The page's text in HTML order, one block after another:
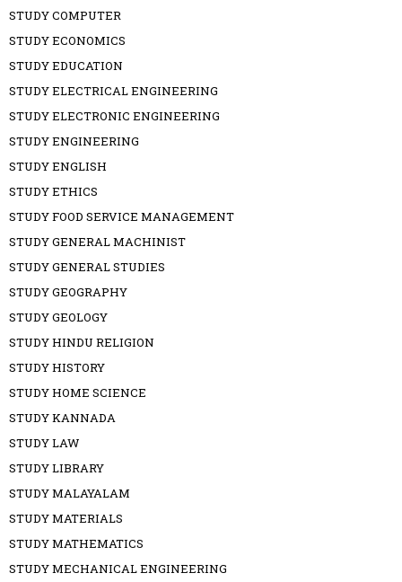
STUDY COMPUTER
STUDY ECONOMICS
STUDY EDUCATION
STUDY ELECTRICAL ENGINEERING
STUDY ELECTRONIC ENGINEERING
STUDY ENGINEERING
STUDY ENGLISH
STUDY ETHICS
STUDY FOOD SERVICE MANAGEMENT
STUDY GENERAL MACHINIST
STUDY GENERAL STUDIES
STUDY GEOGRAPHY
STUDY GEOLOGY
STUDY HINDU RELIGION
STUDY HISTORY
STUDY HOME SCIENCE
STUDY KANNADA
STUDY LAW
STUDY LIBRARY
STUDY MALAYALAM
STUDY MATERIALS
STUDY MATHEMATICS
STUDY MECHANICAL ENGINEERING